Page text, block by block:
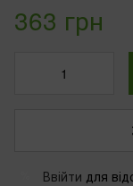
363 грн
Ввійти для